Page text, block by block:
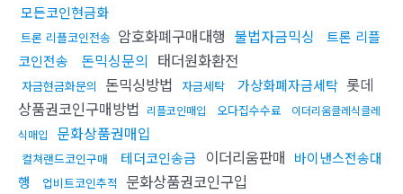
모든코인현금화
트론 리플코인전송 암호화폐구매대행 불법자금믹싱
트론 리플
코인전송
돈믹싱문의 태더원화환전
자금현금화문의 돈믹싱방법 자금세탁 가상화폐자금세탁 롯데
상품권코인구매방법
리플코인매입 오다집수수료
이더리움클레식클레
식매입
문화상품권매입
컬쳐랜드코인구매 테더코인송금 이더리움판매 바이낸스전송대
행
업비트코인추적 문화상품권코인구입